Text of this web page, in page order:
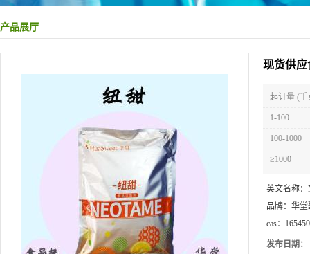
产品展厅
现货供应
起订量 (千
1-100
100-1000
≥1000
英文名称：
品牌： 华堂
cas：
发布日期：